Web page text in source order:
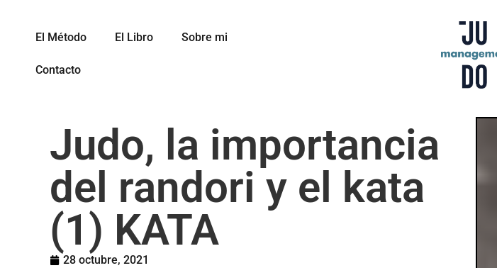
El Método El Libro Sobre mi
Contacto
Judo, la importancia
del randori y el kata
(1) KATA
28 octubre, 2021